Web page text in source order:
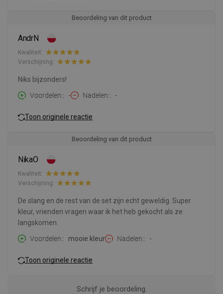
Beoordeling van dit product
AndrN
Kwaliteit:
Verschijning:
Niks bijzonders!
Voordelen:
- Nadelen: -
Toon originele reactie
Beoordeling van dit product
NikaO
Kwaliteit:
Verschijning:
De slang en de rest van de set zijn echt geweldig. Super
kleur, vrienden vragen waar ik het heb gekocht als ze
langskomen.
Voordelen:
mooie kleur Nadelen: -
Toon originele reactie
Schrijf je beoordeling.